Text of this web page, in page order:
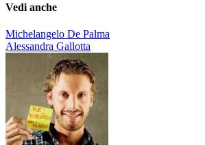
Vedi anche
Michelangelo De Palma
Alessandra Gallotta